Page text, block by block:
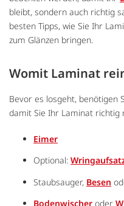
bleibt, sondern auch richtig
besten Tipps, wie Sie Ihr
zum Glänzen bringen.
Womit Laminat
Bevor es losgeht, benötigen
damit Sie Ihr Laminat richtig
Eimer
Optional:
Staubsauger, Besen
Bodenwischer oder